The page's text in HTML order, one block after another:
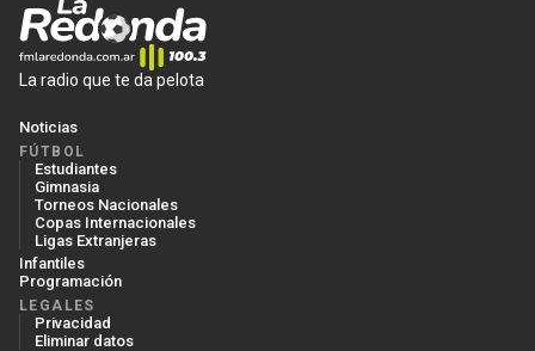
La radio que te da pelota
Noticias
FÚTBOL
Estudiantes
Gimnasia
Torneos Nacionales
Copas Internacionales
Ligas Extranjeras
Infantiles
Programación
LEGALES
Privacidad
Eliminar datos